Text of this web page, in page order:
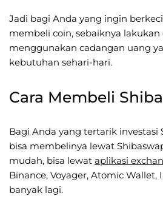
Jadi bagi Anda yang ingin
membeli coin, sebaiknya
menggunakan cadangan uang
kebutuhan sehari-hari.
Cara Membeli
Bagi Anda yang tertarik investasi
bisa membelinya lewat
mudah, bisa lewat aplikasi
Binance, Voyager, Atomic Wallet,
banyak lagi.